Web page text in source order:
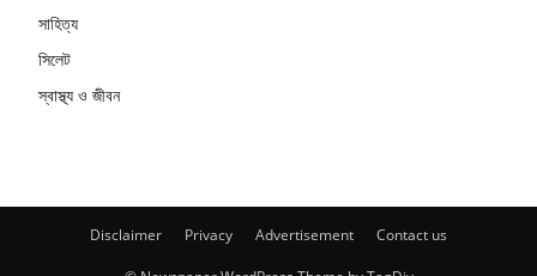
সাহিত্য
সিলেট
স্বাস্থ্য ও জীবন
Disclaimer Privacy Advertisement Contact us